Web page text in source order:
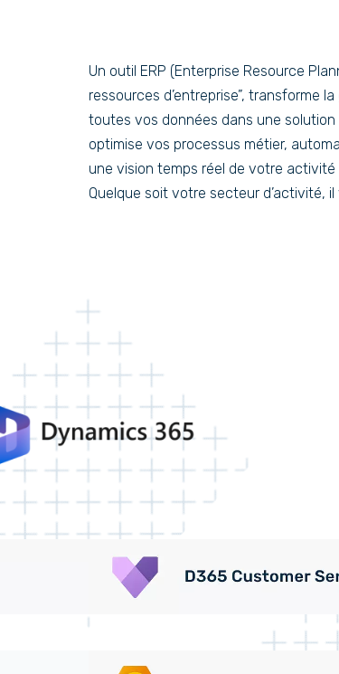
Un outil ERP (Enterprise Resource
ressources d’entreprise”, transforme
toutes vos données dans une
optimise vos processus métier,
une vision temps réel de votre activité
Quelque soit votre secteur d’activité,